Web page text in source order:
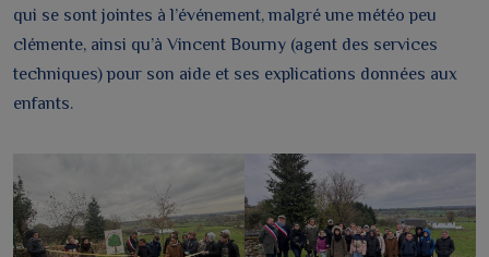
qui se sont jointes à l’événement, malgré une météo peu
clémente, ainsi qu’à Vincent Bourny (agent des services
techniques) pour son aide et ses explications données aux
enfants.